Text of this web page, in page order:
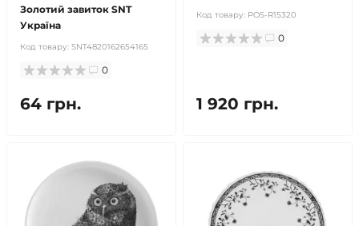
Золотий завиток SNT
Україна
Код товару: SNT4820162654165
0
64 грн.
Код товару: POS-R15320
0
1 920 грн.